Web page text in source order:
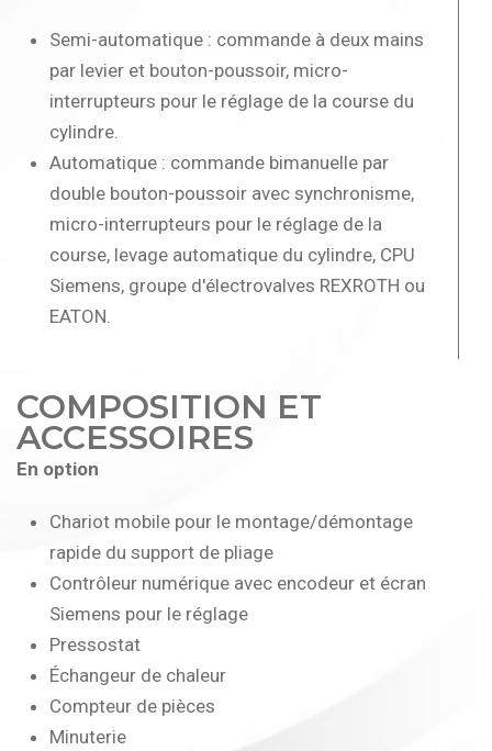
Semi-automatique : commande à deux mains
par levier et bouton-poussoir, micro-
interrupteurs pour le réglage de la course du
cylindre.
Automatique : commande bimanuelle par
double bouton-poussoir avec synchronisme,
micro-interrupteurs pour le réglage de la
course, levage automatique du cylindre, CPU
Siemens, groupe d'électrovalves REXROTH ou
EATON.
COMPOSITION ET
ACCESSOIRES
En option
Chariot mobile pour le montage/démontage
rapide du support de pliage
Contrôleur numérique avec encodeur et écran
Siemens pour le réglage
Pressostat
Échangeur de chaleur
Compteur de pièces
Minuterie